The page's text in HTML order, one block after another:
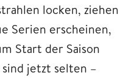
locken, ziehen
Serien erscheinen,
Start der Saison
jetzt selten –